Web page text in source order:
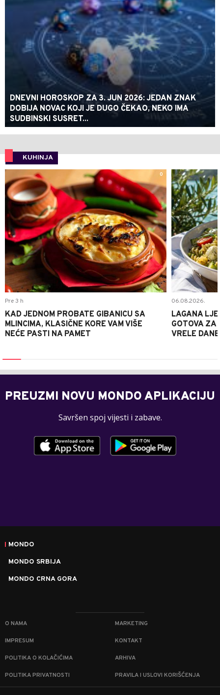
DNEVNI HOROSKOP ZA 3. JUN 2026: JEDAN ZNAK
DOBIJA NOVAC KOJI JE DUGO ČEKAO, NEKO IMA
SUDBINSKI SUSRET...
KUHINJA
0
Pre 3 h
KAD JEDNOM PROBATE GIBANICU SA
MLINCIMA, KLASIČNE KORE VAM VIŠE
NEĆE PASTI NA PAMET
06.08.2026.
LAGANA
GOTOVA ZA
VRELE DANE
PREUZMI NOVU MONDO APLIKACIJU
Savršen spoj vijesti i zabave.
MONDO
MONDO SRBIJA
MONDO CRNA GORA
O NAMA MARKETING
IMPRESUM KONTAKT
POLITIKA O KOLAČIĆIMA ARHIVA
POLITIKA PRIVATNOSTI PRAVILA I USLOVI KORIŠĆENJA